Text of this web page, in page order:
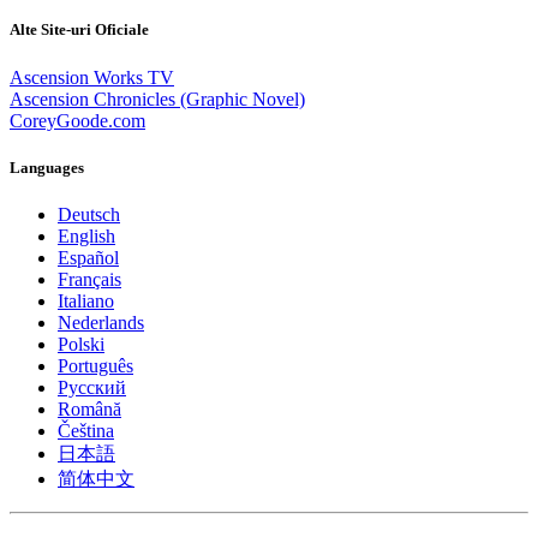
Alte Site-uri Oficiale
Ascension Works TV
Ascension Chronicles (Graphic Novel)
CoreyGoode.com
Languages
Deutsch
English
Español
Français
Italiano
Nederlands
Polski
Português
Pусский
Română
Čeština
日本語
简体中文